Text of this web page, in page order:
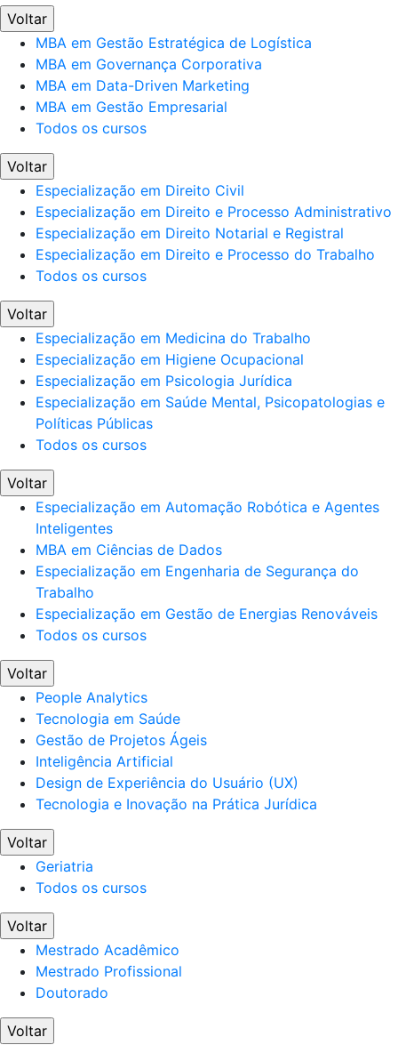
Voltar
MBA em Gestão Estratégica de Logística
MBA em Governança Corporativa
MBA em Data-Driven Marketing
MBA em Gestão Empresarial
Todos os cursos
Voltar
Especialização em Direito Civil
Especialização em Direito e Processo Administrativo
Especialização em Direito Notarial e Registral
Especialização em Direito e Processo do Trabalho
Todos os cursos
Voltar
Especialização em Medicina do Trabalho
Especialização em Higiene Ocupacional
Especialização em Psicologia Jurídica
Especialização em Saúde Mental, Psicopatologias e
Políticas Públicas
Todos os cursos
Voltar
Especialização em Automação Robótica e Agentes
Inteligentes
MBA em Ciências de Dados
Especialização em Engenharia de Segurança do
Trabalho
Especialização em Gestão de Energias Renováveis
Todos os cursos
Voltar
People Analytics
Tecnologia em Saúde
Gestão de Projetos Ágeis
Inteligência Artificial
Design de Experiência do Usuário (UX)
Tecnologia e Inovação na Prática Jurídica
Voltar
Geriatria
Todos os cursos
Voltar
Mestrado Acadêmico
Mestrado Profissional
Doutorado
Voltar